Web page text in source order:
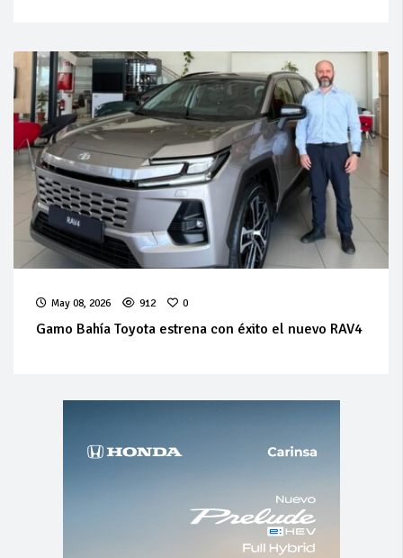
May 08, 2026 912 0
Gamo Bahía Toyota estrena con éxito el nuevo RAV4